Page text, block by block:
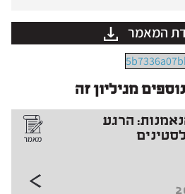
המאמר
מגיליון זה
הרגע